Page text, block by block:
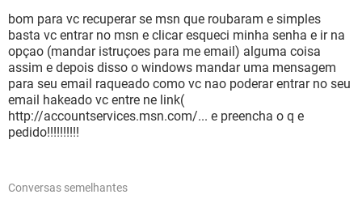
bom para vc recuperar se msn que roubaram e simples
basta vc entrar no msn e clicar esqueci minha senha e ir na
opçao (mandar istruçoes para me email) alguma coisa
assim e depois disso o windows mandar uma mensagem
para seu email raqueado como vc nao poderar entrar no seu
email hakeado vc entre ne link(
http://accountservices.msn.com/... e preencha o q e
pedido!!!!!!!!!!
Conversas semelhantes